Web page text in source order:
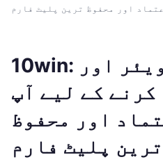
اور محفوظ ترین پلیٹ فارم
10win: آفیشل سافٹ ویئر اور
کے لیے آپ
اور محفوظ
ترین پلیٹ فارم